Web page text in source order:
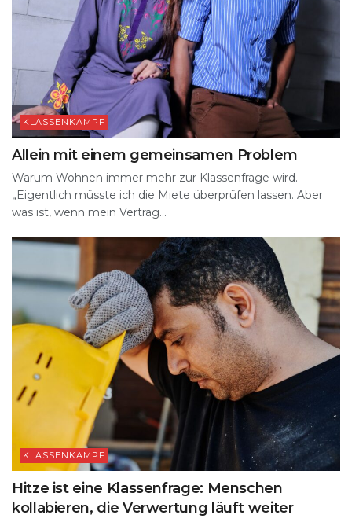
KLASSENKAMPF
Allein mit einem gemeinsamen Problem
Warum Wohnen immer mehr zur Klassenfrage wird.
„Eigentlich müsste ich die Miete überprüfen lassen. Aber
was ist, wenn mein Vertrag...
KLASSENKAMPF
Hitze ist eine Klassenfrage: Menschen
kollabieren, die Verwertung läuft weiter